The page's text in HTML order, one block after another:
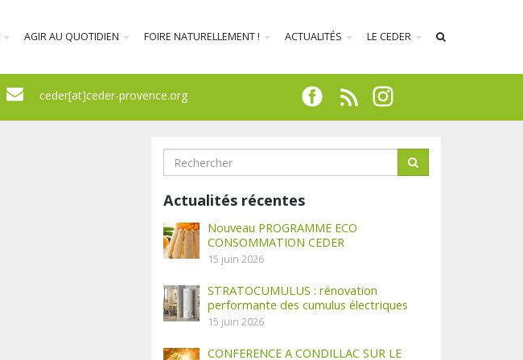
AGIR AU QUOTIDIEN FOIRE NATURELLEMENT ! ACTUALITÉS LE CEDER
ceder[at]ceder-provence.org
Actualités récentes
Nouveau PROGRAMME ECO
CONSOMMATION CEDER
15 juin 2026
STRATOCUMULUS : rénovation
performante des cumulus électriques
15 juin 2026
CONFERENCE A CONDILLAC SUR LE